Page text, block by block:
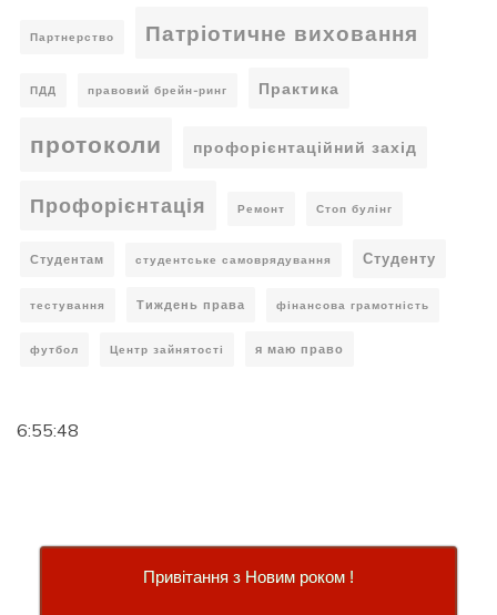
Партнерство Патріотичне виховання
ПДД правовий брейн-ринг Практика
протоколи профорієнтаційний захід
Профорієнтація Ремонт Стоп булінг
Студентам студентське самоврядування Студенту
тестування Тиждень права фінансова грамотність
футбол Центр зайнятості я маю право
6:55:49
Привітання з Новим роком !